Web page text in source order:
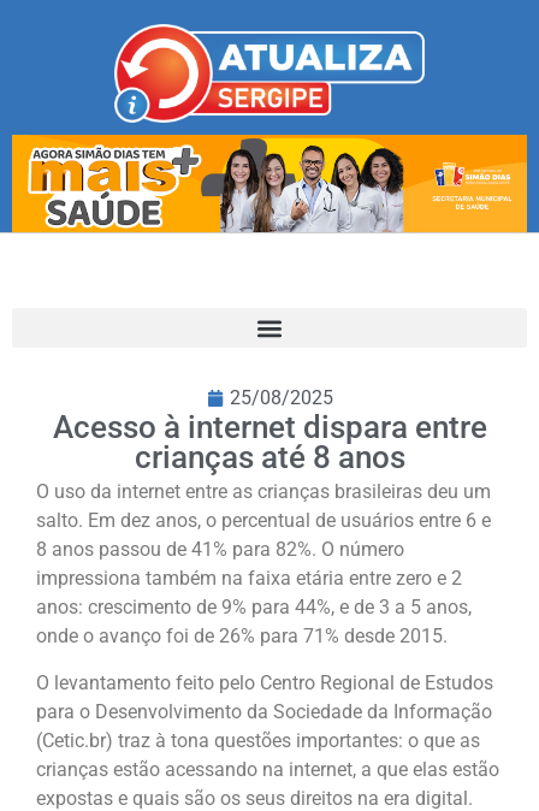
25/08/2025
Acesso à internet dispara entre
crianças até 8 anos
O uso da internet entre as crianças brasileiras deu um
salto. Em dez anos, o percentual de usuários entre 6 e
8 anos passou de 41% para 82%. O número
impressiona também na faixa etária entre zero e 2
anos: crescimento de 9% para 44%, e de 3 a 5 anos,
onde o avanço foi de 26% para 71% desde 2015.
O levantamento feito pelo Centro Regional de Estudos
para o Desenvolvimento da Sociedade da Informação
(Cetic.br) traz à tona questões importantes: o que as
crianças estão acessando na internet, a que elas estão
expostas e quais são os seus direitos na era digital.